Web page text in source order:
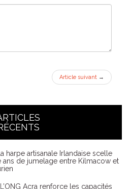
Article suivant →
harpe artisanale Irlandaise scelle
ans de jumelage entre Kilmacow et
Acra renforce les capacités